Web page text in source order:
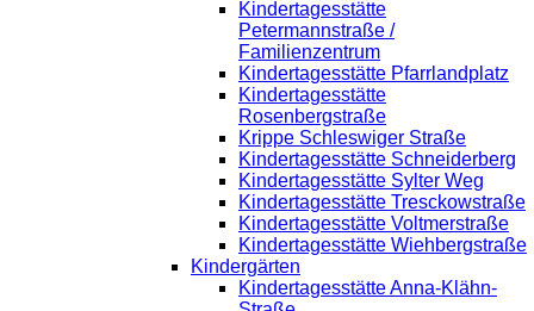
Kindertagesstätte
Petermannstraße /
Familienzentrum
Kindertagesstätte Pfarrlandplatz
Kindertagesstätte
Rosenbergstraße
Krippe Schleswiger Straße
Kindertagesstätte Schneiderberg
Kindertagesstätte Sylter Weg
Kindertagesstätte Tresckowstraße
Kindertagesstätte Voltmerstraße
Kindertagesstätte Wiehbergstraße
Kindergärten
Kindertagesstätte Anna-Klähn-